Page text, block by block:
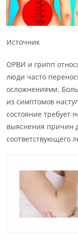
Источник
ОРВИ и грипп
люди часто
осложнениями.
из симптомов
состояние требует
выяснения причин
соответствующего